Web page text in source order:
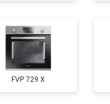
FVP 729 X